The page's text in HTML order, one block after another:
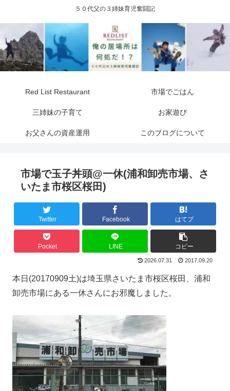
５０代父の３姉妹育児奮闘記
Red List Restaurant 市場でごはん
三姉妹の子育て お家遊び
お父さんの資産運用 このブログについて
市場で玉子丼頭@一休(浦和卸売市場、さ
いたま市桜区桜田)
Twitter Facebook はてブ
Pocket LINE コピー
2026.07.31 2017.09.20
本日(20170909土)は埼玉県さいたま市桜区桜田、浦和
卸売市場にある一休さんにお邪魔しました。